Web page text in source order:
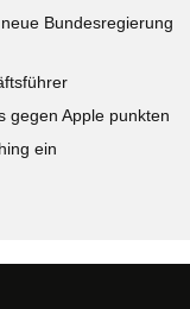
Bundesregierung
gegen Apple punkten
ein